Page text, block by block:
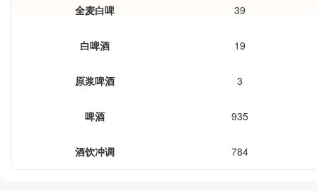
全麦白啤 39
白啤酒 19
原浆啤酒 3
啤酒 935
酒饮冲调 784